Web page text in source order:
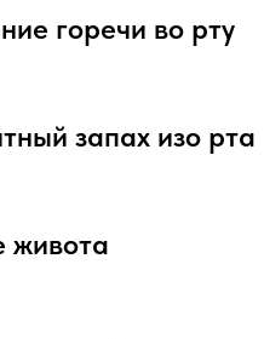
горечи во рту
запах изо рта
живота